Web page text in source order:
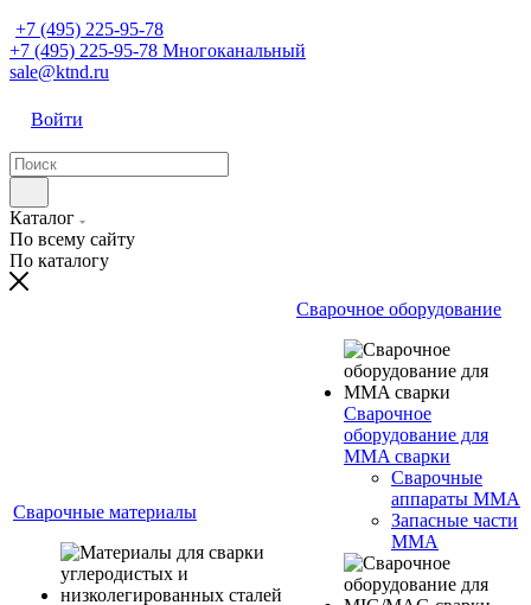
+7 (495) 225-95-78
+7 (495) 225-95-78 Многоканальный
sale@ktnd.ru
Войти
Каталог
По всему сайту
По каталогу
Сварочные материалы
Сварочное оборудование
Сварочное
оборудование для
MMA сварки
Сварочные
аппараты MMA
Запасные части
MMA